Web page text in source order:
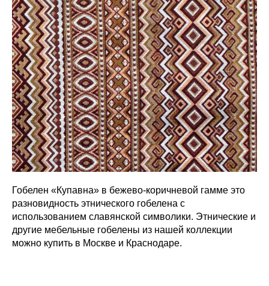
Гобелен «Купавна» в бежево-коричневой гамме это
разновидность этнического гобелена с
использованием славянской символики. Этнические и
другие мебельные гобелены из нашей коллекции
можно купить в Москве и Краснодаре.